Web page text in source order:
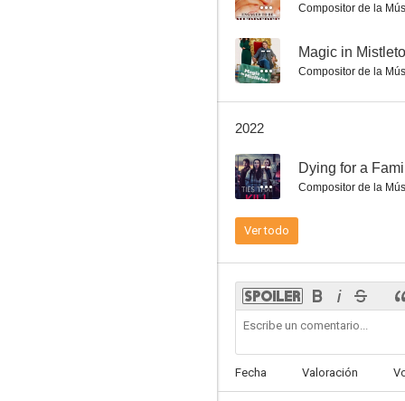
5.8
5.6
Compositor de la
-- Magic in
Compositor de la
2022
-- Dying for a
Compositor de la
Ver todo
Fecha Valoración